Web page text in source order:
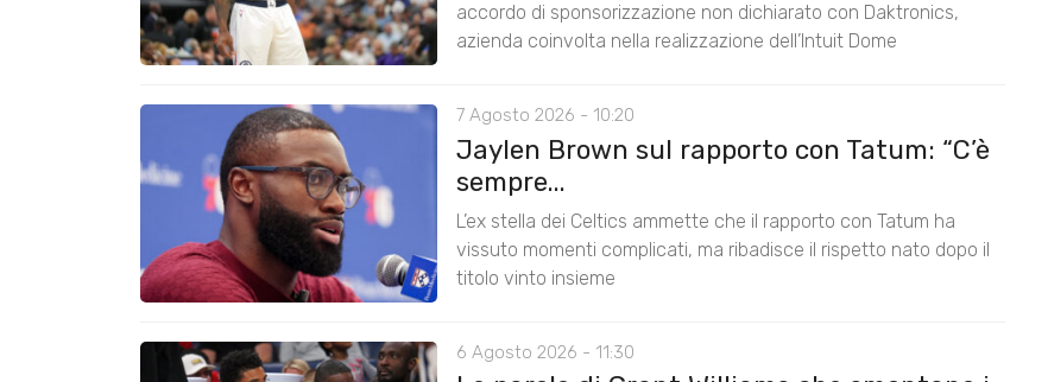
accordo di sponsorizzazione non dichiarato con Daktronics,
azienda coinvolta nella realizzazione dell’Intuit Dome
7 Agosto 2026 - 10:20
Jaylen Brown sul rapporto con Tatum: “C’è
sempre...
L’ex stella dei Celtics ammette che il rapporto con Tatum ha
vissuto momenti complicati, ma ribadisce il rispetto nato dopo il
titolo vinto insieme
6 Agosto 2026 - 11:30